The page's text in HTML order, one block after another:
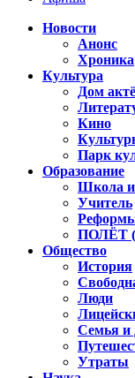
Новости
Анонс
Хроника
Культура
Дом
Кино
Парк
Образование
Школа и
Учитель
ПОЛЁТ
Общество
История
Люди
Семья и
Утраты